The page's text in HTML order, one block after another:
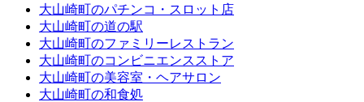
大山崎町のパチンコ・スロット店
大山崎町の道の駅
大山崎町のファミリーレストラン
大山崎町のコンビニエンスストア
大山崎町の美容室・ヘアサロン
大山崎町の和食処